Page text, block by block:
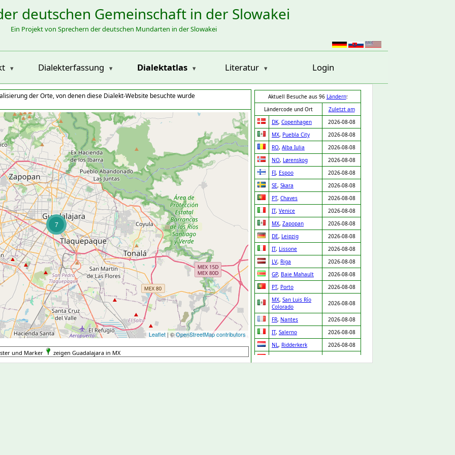
deutschen Gemeinschaft in der Slowakei
Ein Projekt von Sprechern der deutschen Mundarten in der Slowakei
Dialekterfassung Dialektatlas Literatur Login
der Orte, von denen diese Dialekt-Website besuchte wurde
7
Leaflet | ©OpenStreetMap contributors
Aktuell Besuche aus 96 Ländern:
Ländercode und Ort
Zuletzt am
DK, Copenhagen
2026-08-08
MX, Puebla City
2026-08-08
RO, Alba Iulia
2026-08-08
NO, Lørenskog
2026-08-08
FI, Espoo
2026-08-08
SE, Skara
2026-08-08
PT, Chaves
2026-08-08
IT, Venice
2026-08-08
MX, Zapopan
2026-08-08
DE, Leipzig
2026-08-08
IT, Lissone
2026-08-08
LV, Riga
2026-08-08
GP, Baie Mahault
2026-08-08
PT, Porto
2026-08-08
MX, San Luis Río
Colorado
2026-08-08
FR, Nantes
2026-08-08
IT, Salerno
2026-08-08
NL, Ridderkerk
2026-08-08
und Marker zeigen Guadalajara in MX